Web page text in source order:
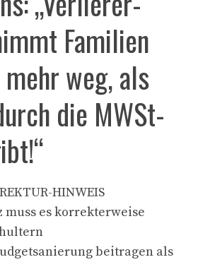
Familien
weg, als
die MWSt-
HINWEIS
muss es korrekterweise
beitragen als